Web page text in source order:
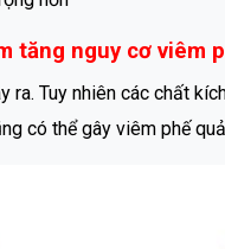
tăng nguy cơ viêm
ra. Tuy nhiên các chất
có thể gây viêm phế